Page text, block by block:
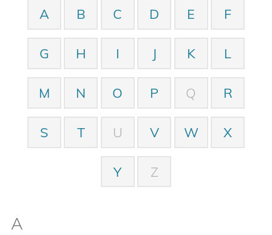
A B C D E F
G H I J K L
M N O P Q R
S T U V W X
Y Z
A